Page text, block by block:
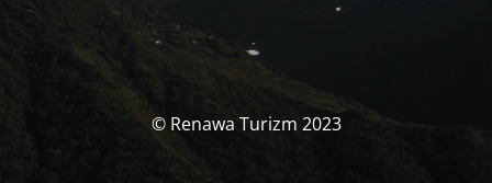
© Renawa Turizm 2023